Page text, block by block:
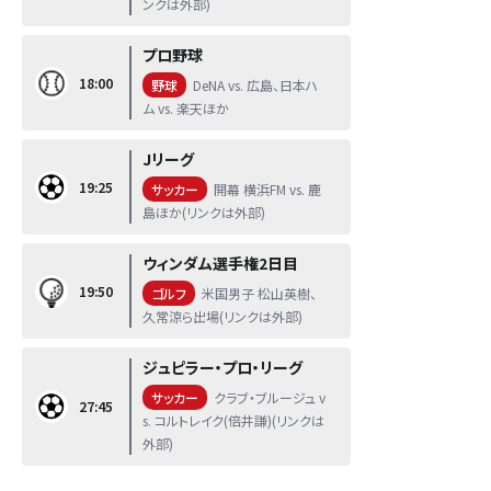
ンクは外部)
18:00
プロ野球
野球
DeNA vs. 広島、日本ハ
ム vs. 楽天ほか
19:25
Jリーグ
サッカー
開幕 横浜FM vs. 鹿
島ほか(リンクは外部)
19:50
ウィンダム選手権2日目
ゴルフ
米国男子 松山英樹、
久常涼ら出場(リンクは外部)
27:45
ジュピラー・プロ・リーグ
サッカー
クラブ・ブルージュ v
s. コルトレイク(倍井謙)(リンクは
外部)